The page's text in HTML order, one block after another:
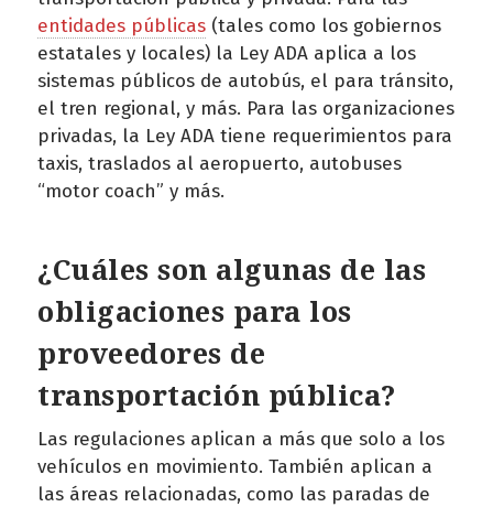
entidades públicas (tales como los gobiernos
estatales y locales) la Ley ADA aplica a los
sistemas públicos de autobús, el para tránsito,
el tren regional, y más. Para las organizaciones
privadas, la Ley ADA tiene requerimientos para
taxis, traslados al aeropuerto, autobuses
“motor coach” y más.
¿Cuáles son algunas de las
obligaciones para los
proveedores de
transportación pública?
Las regulaciones aplican a más que solo a los
vehículos en movimiento. También aplican a
las áreas relacionadas, como las paradas de